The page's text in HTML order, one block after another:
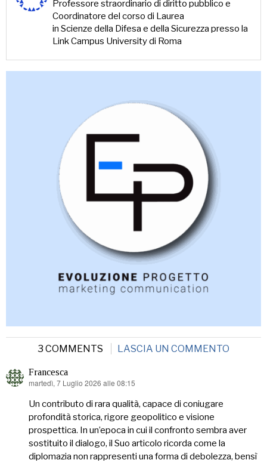
Professore straordinario di diritto pubblico e
Coordinatore del corso di Laurea
in Scienze della Difesa e della Sicurezza presso la
Link Campus University di Roma
3 COMMENTS LASCIA UN COMMENTO
Francesca
ha
martedì, 7 Luglio 2026 alle 08:15
Un contributo di rara qualità, capace di coniugare
profondità storica, rigore geopolitico e visione
prospettica. In un’epoca in cui il confronto sembra aver
sostituito il dialogo, il Suo articolo ricorda come la
diplomazia non rappresenti una forma di debolezza, bensì